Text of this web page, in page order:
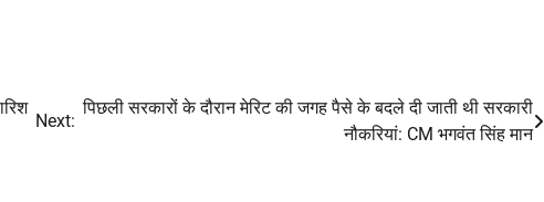
Next:
पिछली सरकारों के दौरान मेरिट की जगह पैसे के बदले दी जाती थी सरकारी
नौकरियां: CM भगवंत सिंह मान